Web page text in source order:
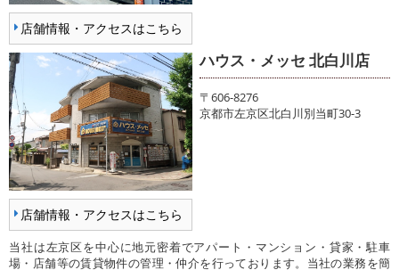
店舗情報・アクセスはこちら
店舗情報・アクセスはこちら
ハウス・メッセ 北白川店
〒606-8276
京都市左京区北白川別当町30-3
当社は左京区を中心に地元密着でアパート・マンション・貸家・駐車
場・店舗等の賃貸物件の管理・仲介を行っております。当社の業務を簡